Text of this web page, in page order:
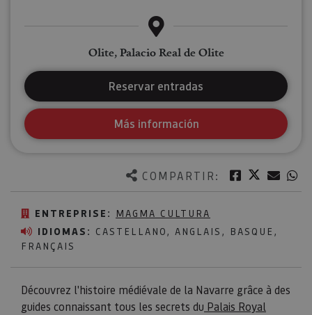
COMPARTIR: Facebook
Twitter
ENTREPRISE: MAGMA CULTURA
IDIOMAS: CASTELLANO, ANGLAIS, BASQUE,
FRANÇAIS
Découvrez l'histoire médiévale de la Navarre grâce à des
guides connaissant tous les secrets du Palais Royal
Olite, Palacio Real de Olite
Reservar entradas
Más información